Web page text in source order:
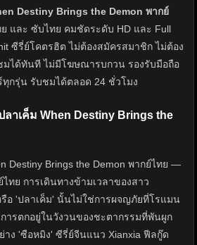
Destiny Brings the Demon พากย์
และ ซับไทย คมชัดระดับ HD และ Full
ซีรี่ย์โคตรฮิต ไม่ต้องสมัครสมาชิก ไม่ต้อง
มได้ทันที ไม่มีโฆษณารบกวน รองรับมือถือ
ทุกรุ่น รับชมได้ตลอด 24 ชั่วโมง
ลาเค็ม When Destiny Brings the
Destiny Brings the Demon พากย์ไทย —
ทย การเดินทางข้ามเวลาของสาว
รือ 'ปลาเค็ม' นั้นไม่ใช่การผจญภัยที่โรแมน
ารตกอยู่ในวังวนของชะตากรรมที่พันผูก
าง 'ซือหมิง' ซีรี่ย์จีนแนว Xianxia ฟีลกู๊ด